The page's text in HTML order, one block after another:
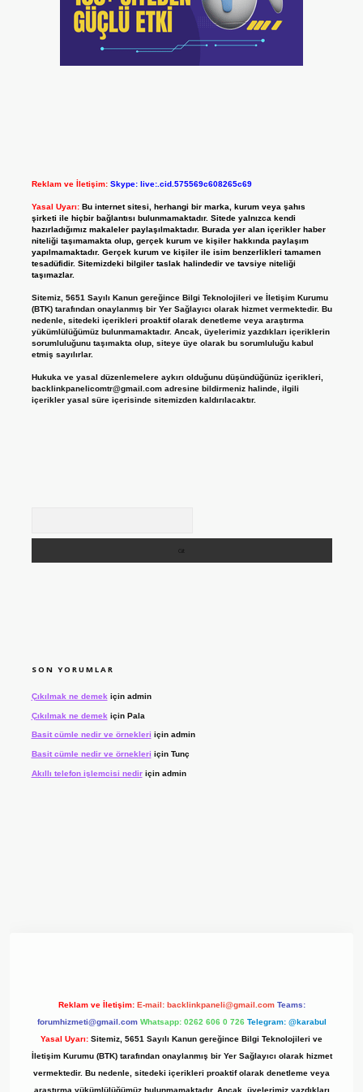
Reklam ve İletişim: Skype: live:.cid.575569c608265c69
Yasal Uyarı: Bu internet sitesi, herhangi bir marka, kurum veya şahıs
şirketi ile hiçbir bağlantısı bulunmamaktadır. Sitede yalnızca kendi
hazırladığımız makaleler paylaşılmaktadır. Burada yer alan içerikler haber
niteliği taşımamakta olup, gerçek kurum ve kişiler hakkında paylaşım
yapılmamaktadır. Gerçek kurum ve kişiler ile isim benzerlikleri tamamen
tesadüfidir. Sitemizdeki bilgiler taslak halindedir ve tavsiye niteliği
taşımazlar.
Sitemiz, 5651 Sayılı Kanun gereğince Bilgi Teknolojileri ve İletişim Kurumu
(BTK) tarafından onaylanmış bir Yer Sağlayıcı olarak hizmet vermektedir. Bu
nedenle, sitedeki içerikleri proaktif olarak denetleme veya araştırma
yükümlülüğümüz bulunmamaktadır. Ancak, üyelerimiz yazdıkları içeriklerin
sorumluluğunu taşımakta olup, siteye üye olarak bu sorumluluğu kabul
etmiş sayılırlar.
Hukuka ve yasal düzenlemelere aykırı olduğunu düşündüğünüz içerikleri,
backlinkpanelicomtr@gmail.comadresine bildirmeniz halinde, ilgili
içerikler yasal süre içerisinde sitemizden kaldırılacaktır.
SON YORUMLAR
Çıkılmak ne demek için admin
Çıkılmak ne demek için Pala
Basit cümle nedir ve örnekleri için admin
Basit cümle nedir ve örnekleri için Tunç
Akıllı telefon işlemcisi nediriçin admin
Reklam ve İletişim: E-mail: backlinkpaneli@gmail.com Teams:
forumhizmeti@gmail.com Whatsapp: 0262 606 0 726 Telegram: @karabul
Yasal Uyarı: Sitemiz, 5651 Sayılı Kanun gereğince Bilgi Teknolojileri ve
İletişim Kurumu (BTK) tarafından onaylanmış bir Yer Sağlayıcı olarak hizmet
vermektedir. Bu nedenle, sitedeki içerikleri proaktif olarak denetleme veya
araştırma yükümlülüğümüz bulunmamaktadır. Ancak, üyelerimiz yazdıkları